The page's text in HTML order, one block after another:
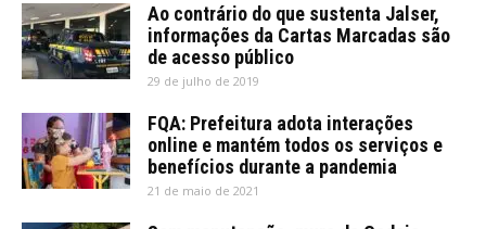
Ao contrário do que sustenta Jalser,
informações da Cartas Marcadas são
de acesso público
29 de julho de 2019
FQA: Prefeitura adota interações
online e mantém todos os serviços e
benefícios durante a pandemia
21 de maio de 2021